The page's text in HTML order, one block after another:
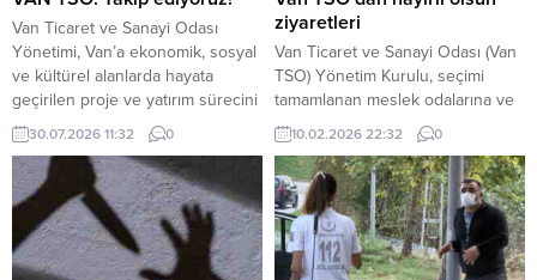
Van Ticaret ve Sanayi Odası
Yönetimi, Van’a ekonomik, sosyal
ve kültürel alanlarda hayata
geçirilen proje ve yatırım sürecini
yakından takip ettiklerini belirtti.
Van Ticaret ve Sanayi Odası
yaptığı açıklamada, “Bu bağlamda
Vali Sayın Ozan Balcı’nın göreve
başladığı ilk günden itibaren
sergilediği saha odaklı, çözüm
üreten ve inisiyatif alan yönetim
30.07.2026 11:32 0
ziyaretleri
Van Ticaret ve Sanayi Odası (Van
TSO) Yönetim Kurulu, seçimi
tamamlanan meslek odalarına ve
Van Organize Sanayi Bölgesi
Başkanlığına hayırlı olsun ziyareti
gerçekleştirdi. Van TSO Başkanı
Necdet Takva, Başkan Yardımcıları
Mehmet Değer ve Serdar Balandi,
Yönetim Kurulu Sayman Üye
Burak Gültepe, Yönetim Kurulu
10.02.2026 22:32 0